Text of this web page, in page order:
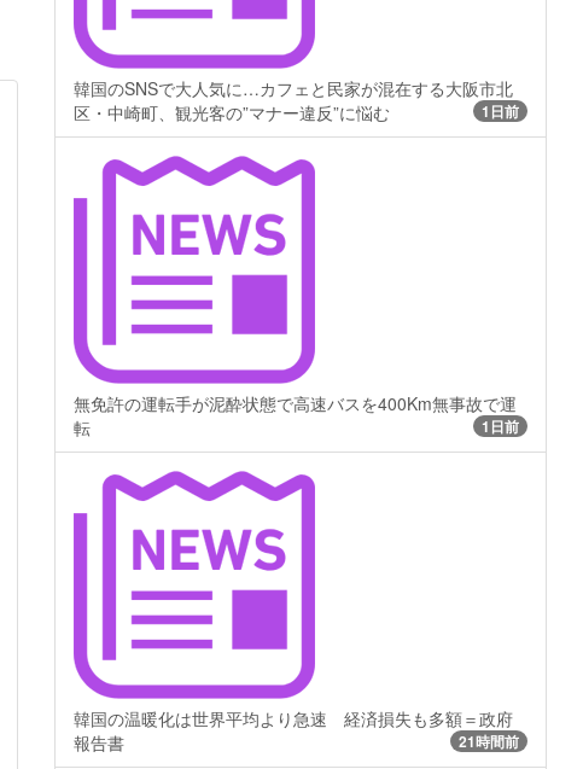
韓国のSNSで大人気に…カフェと民家が混在する大阪市北
区・中崎町、観光客の”マナー違反”に悩む
1日前
無免許の運転手が泥酔状態で高速バスを400Km無事故で運
転
1日前
韓国の温暖化は世界平均より急速 経済損失も多額＝政府
報告書
21時間前